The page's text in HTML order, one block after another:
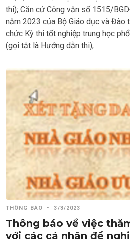
thi); Căn cứ Công văn số 1515/
năm 2023 của Bộ Giáo dục và Đào
chức Kỳ thi tốt nghiệp trung học
(gọi tắt là Hướng dẫn thi),
THÔNG BÁO • 3/3/2023
Thông báo về việc
với các cá nhân đề